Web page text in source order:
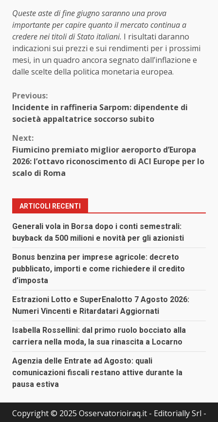
Queste aste di fine giugno saranno una prova
importante per capire quanto il mercato continua a
credere nei titoli di Stato italiani. I risultati daranno
indicazioni sui prezzi e sui rendimenti per i prossimi
mesi, in un quadro ancora segnato dall’inflazione e
dalle scelte della politica monetaria europea.
Continue
Reading
Previous:
Incidente in raffineria Sarpom: dipendente di
società appaltatrice soccorso subito
Next:
Fiumicino premiato miglior aeroporto d’Europa
2026: l’ottavo riconoscimento di ACI Europe per lo
scalo di Roma
ARTICOLI RECENTI
Generali vola in Borsa dopo i conti semestrali:
buyback da 500 milioni e novità per gli azionisti
Bonus benzina per imprese agricole: decreto
pubblicato, importi e come richiedere il credito
d’imposta
Estrazioni Lotto e SuperEnalotto 7 Agosto 2026:
Numeri Vincenti e Ritardatari Aggiornati
Isabella Rossellini: dal primo ruolo bocciato alla
carriera nella moda, la sua rinascita a Locarno
Agenzia delle Entrate ad Agosto: quali
comunicazioni fiscali restano attive durante la
pausa estiva
Copyright © 2025 Osservatorioiraq.it - Editorially Srl -